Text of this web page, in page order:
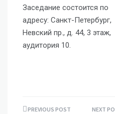
Заседание состоится по
адресу: Санкт-Петербург,
Невский пр., д. 44, 3 этаж,
аудитория 10.